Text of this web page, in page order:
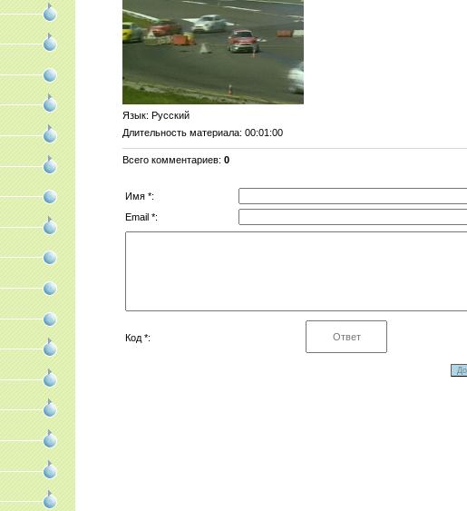
Язык: Русский
Длительность материала: 00:01:00
Всего комментариев:0
Имя *:
Email *:
Код *: